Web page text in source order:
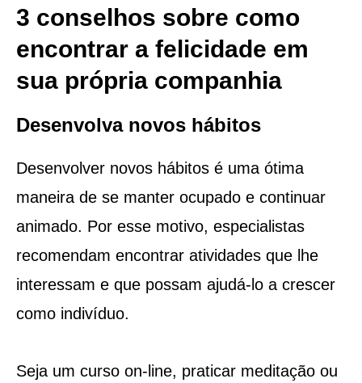
3 conselhos sobre como
encontrar a felicidade em
sua própria companhia
Desenvolva novos hábitos
Desenvolver novos hábitos é uma ótima
maneira de se manter ocupado e continuar
animado. Por esse motivo, especialistas
recomendam encontrar atividades que lhe
interessam e que possam ajudá-lo a crescer
como indivíduo.
Seja um curso on-line, praticar meditação ou